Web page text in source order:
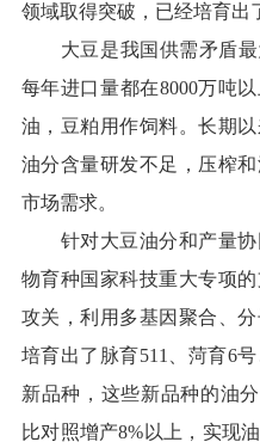
领域取得突破，已经培育出
大豆是我国供需矛盾最
每年进口量都在8000万吨
油，豆粕用作饲料。长期
油分含量研发不足，压榨
市场需求。
针对大豆油分和产量协
物育种国家科技重大专项
攻关，利用多基因聚合、
培育出了脉育511、菏育6
新品种，这些新品种的油
比对照增产8%以上，实现